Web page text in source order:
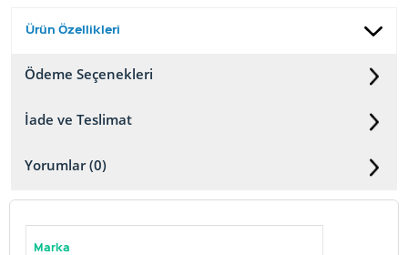
Ürün Özellikleri
Ödeme Seçenekleri
İade ve Teslimat
Yorumlar (0)
Marka